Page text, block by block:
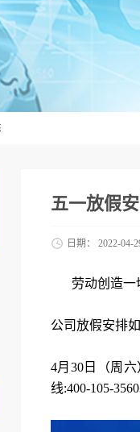
五一放假
日期： 2022-04-
劳动创造一
公司放假安排
4月30日（周
线:400-105-3560